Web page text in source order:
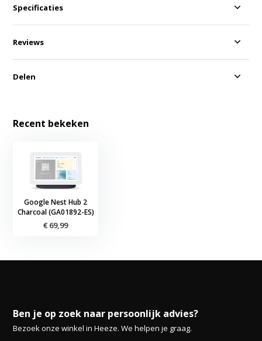
Specificaties
Reviews
Delen
Recent bekeken
Google Nest Hub 2
Charcoal (GA01892-ES)
€ 69,99
Ben je op zoek naar persoonlijk advies?
Bezoek onze winkel in Heeze. We helpen je graag.